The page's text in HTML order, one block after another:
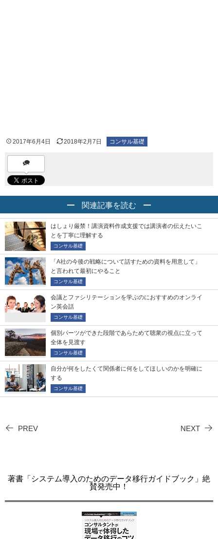
2017年6月4日 2018年2月7日 コンサル基礎
関連記事を読む
はしょり厳禁！講演資料作成支援では講演者の伝えたいこ
とを丁寧に理解する
コンサル基礎
「A社の今後の戦略について話すための資料を用意して」
と言われて最初にやること
コンサル基礎
会議とファシリテーションを学ぶのにおすすめのオンライ
ン英会話
コンサル基礎
個別パーツができた段階であらためて聴衆の視点に立って
全体を見渡す
コンサル基礎
自分が何をしたくて関係者に何をしてほしいのかを明確に
する
コンサル基礎
PREV NEXT
著書「システム導入のためのデータ移行ガイドブック」絶
賛発売中！